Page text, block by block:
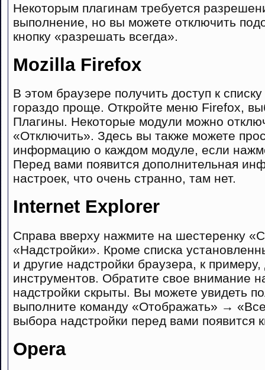
Некоторым плагинам требуется
выполнение, но вы можете отключить
кнопку «разрешать всегда».
Mozilla Firefox
В этом браузере получить доступ к
гораздо проще. Откройте меню Firefox,
Плагины. Некоторые модули можно
«Отключить». Здесь вы также можете
информацию о каждом модуле, если
Перед вами появится дополнительная
настроек, что очень странно, там нет.
Internet Explorer
Справа вверху нажмите на шестеренку
«Надстройки». Кроме списка
и другие надстройки браузера, к
инструментов. Обратите свое внимание
надстройки скрыты. Вы можете увидеть
выполните команду «Отображать» →
выбора надстройки перед вами появится
Opera